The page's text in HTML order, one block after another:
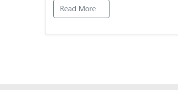
Read More…